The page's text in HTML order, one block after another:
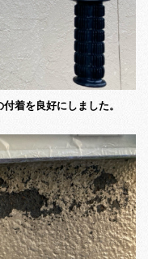
着を良好にしました。